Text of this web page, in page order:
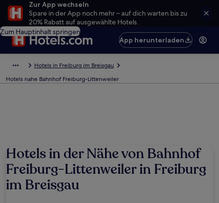
Zur App wechseln
Spare in der App noch mehr – auf dich warten bis zu
20% Rabatt auf ausgewählte Hotels.
Zum Hauptinhalt springen
App herunterladen
Hotels in Freiburg im Breisgau
Hotels nahe Bahnhof Freiburg-Littenweiler
Hotels in der Nähe von Bahnhof
Freiburg-Littenweiler in Freiburg
im Breisgau